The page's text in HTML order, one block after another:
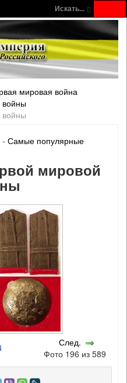
Искать...
мировая война
войны
- Самые популярные
мировой
След.
Фото 196 из 589